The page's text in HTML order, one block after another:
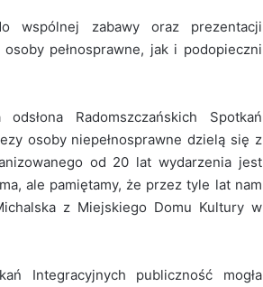
wspólnej zabawy oraz prezentacji
pełnosprawne, jak i podopieczni
Radomszczańskich Spotkań
osoby niepełnosprawne dzielą się z
od 20 lat wydarzenia jest
ale pamiętamy, że przez tyle lat nam
z Miejskiego Domu Kultury w
Integracyjnych publiczność mogła